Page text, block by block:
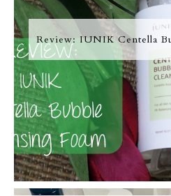
Review: IUNIK Centella